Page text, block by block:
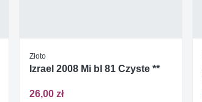
Złoto
Izrael 2008 Mi bl 81 Czyste **
26,00 zł